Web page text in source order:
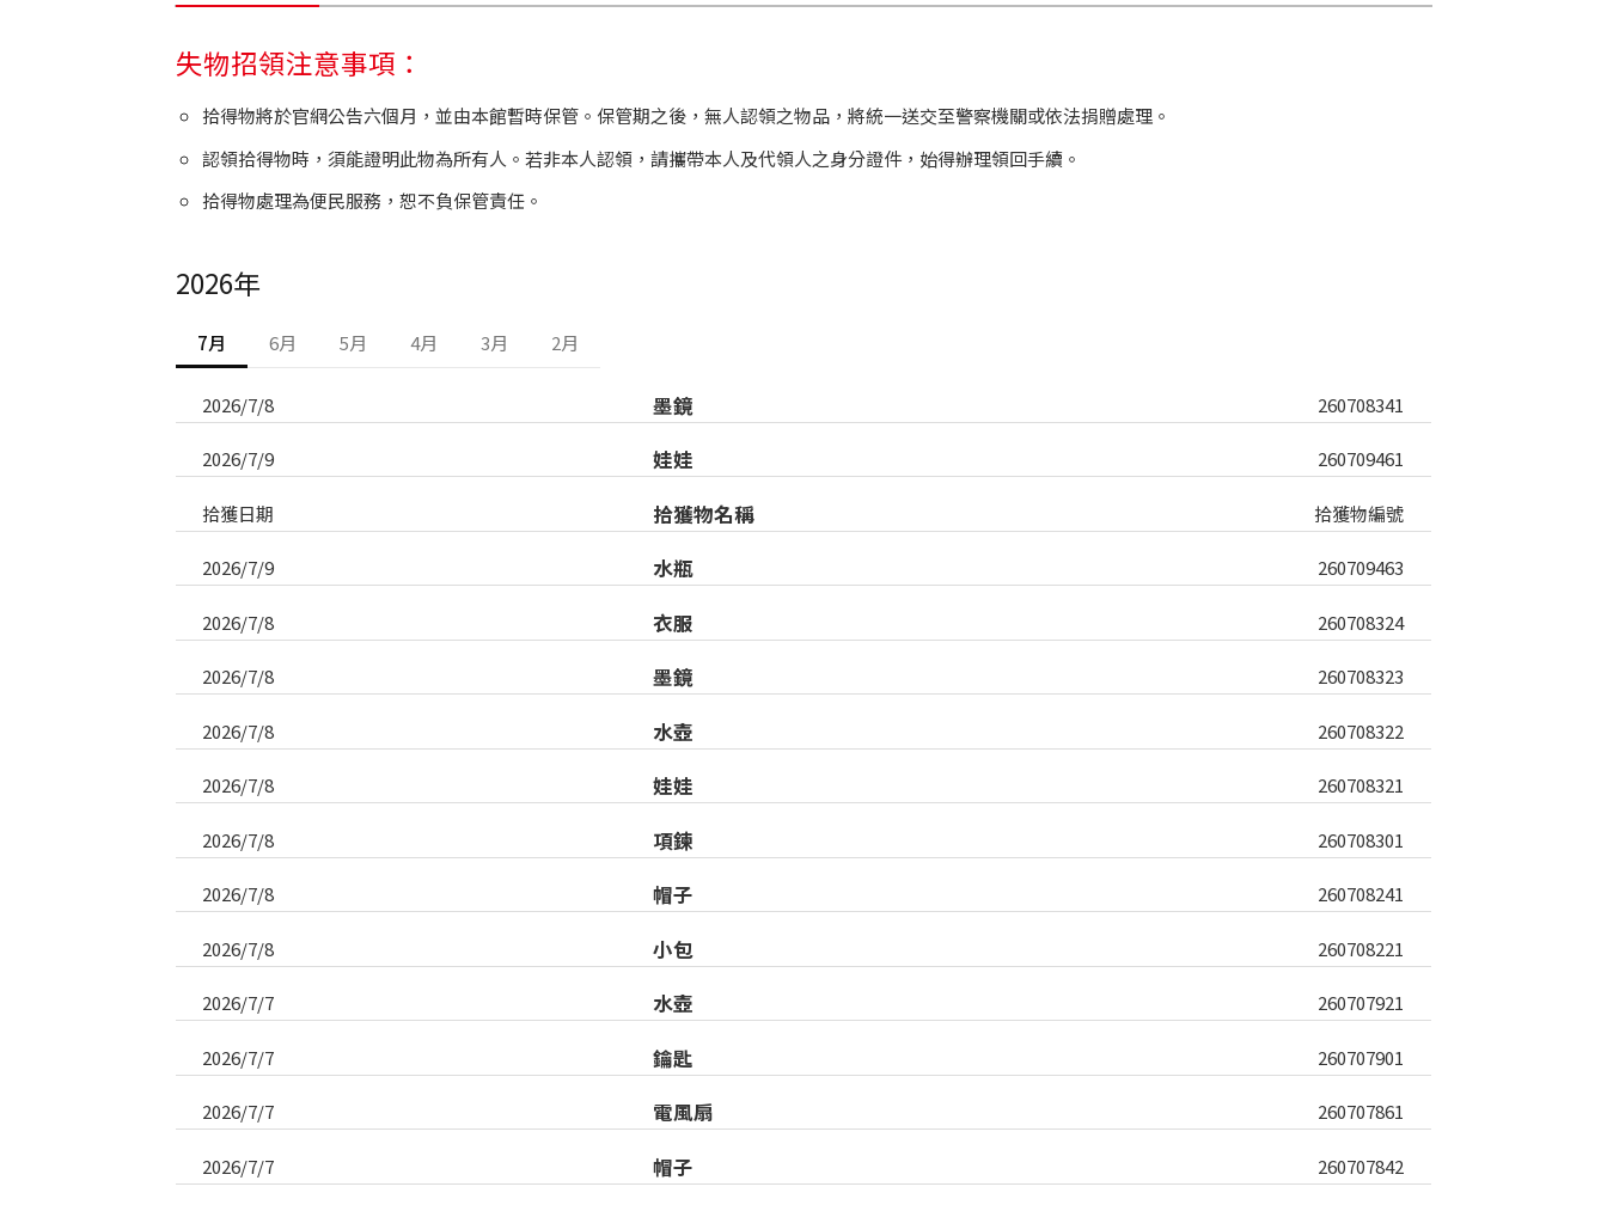
失物招領注意事項：
拾得物將於官網公告六個月，並由本館暫時保管。保管期之後，無人認領之物品，將統一送交至警察機關或依法捐贈處理。
認領拾得物時，須能證明此物為所有人。若非本人認領，請攜帶本人及代領人之身分證件，始得辦理領回手續。
拾得物處理為便民服務，恕不負保管責任。
2026年
7月 6月 5月 4月 3月 2月
2026/7/8 墨鏡 260708341
2026/7/9 娃娃 260709461
拾獲日期 拾獲物名稱 拾獲物編號
2026/7/9 水瓶 260709463
2026/7/8 衣服 260708324
2026/7/8 墨鏡 260708323
2026/7/8 水壺 260708322
2026/7/8 娃娃 260708321
2026/7/8 項鍊 260708301
2026/7/8 帽子 260708241
2026/7/8 小包 260708221
2026/7/7 水壺 260707921
2026/7/7 鑰匙 260707901
2026/7/7 電風扇 260707861
2026/7/7 帽子 260707842